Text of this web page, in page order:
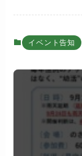
イベント告知